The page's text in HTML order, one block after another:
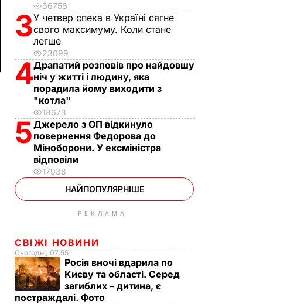
36758
3У четвер спека в Україні сягне
свого максимуму. Коли стане
легше
23099
4Драпатий розповів про найдовшу
ніч у житті і людину, яка
порадила йому виходити з
"котла"
18673
5Джерело з ОП відкинуло
повернення Федорова до
Міноборони. У ексміністра
відповіли
17938
НАЙПОПУЛЯРНІШЕ
РЕКЛАМА
СВІЖІ НОВИНИ
Сьогодні, 07.55
Росія вночі вдарила по
Києву та області. Серед
загиблих – дитина, є
постраждалі. Фото